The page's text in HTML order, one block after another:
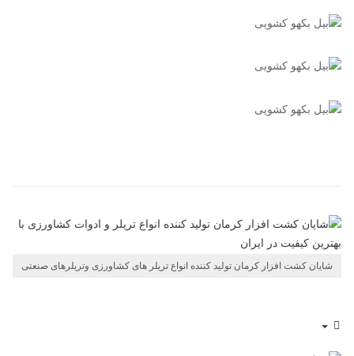
شایان کشت افزار کرمان تولید کننده انواع تریلر های کشاورزی وتریلرهای صنعتی